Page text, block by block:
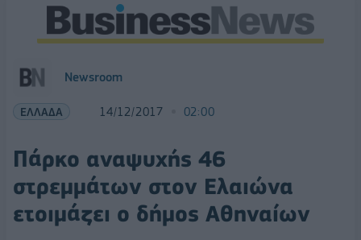
Newsroom
ΕΛΛΑΔΑ 14/12/2017 02:00
Πάρκο αναψυχής 46
στρεμμάτων στον Ελαιώνα
ετοιμάζει ο δήμος Αθηναίων